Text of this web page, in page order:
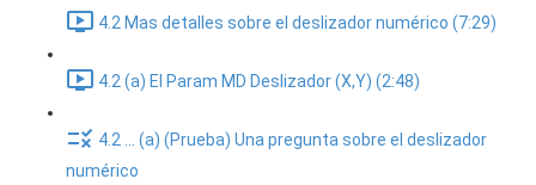
4.2 Mas detalles sobre el deslizador numérico (7:29)
4.2 (a) El Param MD Deslizador (X,Y) (2:48)
4.2 ... (a) (Prueba) Una pregunta sobre el deslizador
numérico